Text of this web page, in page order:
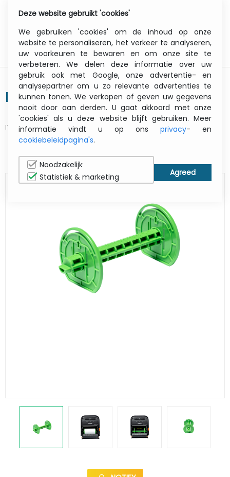
Pa-rh-002 Roll Holder
ITCurry #:07359871 | Article #: PARH002
AFDRUKKEN
Deze website gebruikt 'cookies'
We gebruiken 'cookies' om de inhoud op onze
website te personaliseren, het verkeer te analyseren,
uw voorkeuren te bewaren en om onze site te
verbeteren. We delen deze informatie over uw
gebruik ook met Google, onze advertentie- en
analysepartner om u zo relevante advertenties te
kunnen tonen. We verkopen of geven uw gegevens
nooit door aan derden. U gaat akkoord met onze
'cookies' als u deze website blijft gebruiken. Meer
informatie vindt u op ons privacy- en
cookiebeleidpagina's.
Noodzakelijk
Statistiek & marketing